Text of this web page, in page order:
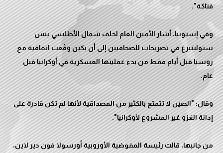
وفي إستونيا، أشار الأمين العام لحلف شمال الأطلسي ينس
ستولتنبرغ في تصريحات للصحافيين إلى أن بكين وقّعت اتفاقية مع
روسيا قبل أيام فقط من بدء عمليتها العسكرية في أوكرانيا قبل
وقال: "الصين لا تتمتع بالكثير من المصداقية لأنها لم تكن قادرة على
من جانبها، قالت رئيسة المفوضية الأوروبية أورسولا فون دير لاين،